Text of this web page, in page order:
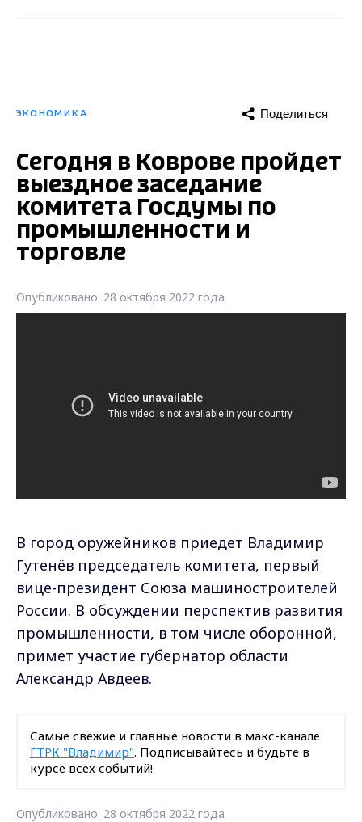
ЭКОНОМИКА Поделиться
Сегодня в Коврове пройдет
выездное заседание
комитета Госдумы по
промышленности и
торговле
Опубликовано: 28 октября 2022 года
В город оружейников приедет Владимир
Гутенёв председатель комитета, первый
вице-президент Союза машиностроителей
России. В обсуждении перспектив развития
промышленности, в том числе оборонной,
примет участие губернатор области
Александр Авдеев.
Самые свежие и главные новости в макс-канале
ГТРК "Владимир". Подписывайтесь и будьте в
курсе всех событий!
Опубликовано: 28 октября 2022 года